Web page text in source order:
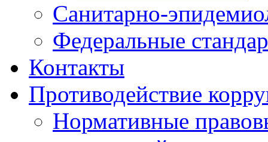
Санитарно-
Федеральные
Контакты
Противодействие
Нормативные